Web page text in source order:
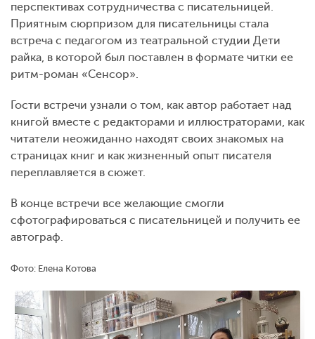
перспективах сотрудничества с писательницей.
Приятным сюрпризом для писательницы стала
встреча с педагогом из театральной студии Дети
райка, в которой был поставлен в формате читки ее
ритм-роман «Сенсор».
Гости встречи узнали о том, как автор работает над
книгой вместе с редакторами и иллюстраторами, как
читатели неожиданно находят своих знакомых на
страницах книг и как жизненный опыт писателя
переплавляется в сюжет.
В конце встречи все желающие смогли
сфотографироваться с писательницей и получить ее
автограф.
Фото: Елена Котова